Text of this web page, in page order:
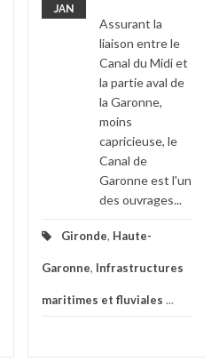
JAN
Assurant la
liaison entre le
Canal du Midi et
la partie aval de
la Garonne,
moins
capricieuse, le
Canal de
Garonne est l'un
des ouvrages...
Gironde, Haute-
Garonne, Infrastructures
maritimes et fluviales ...